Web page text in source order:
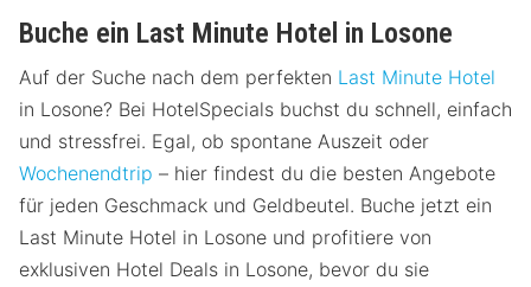
Buche ein Last Minute Hotel in Losone
Auf der Suche nach dem perfekten Last Minute Hotel
in Losone? Bei HotelSpecials buchst du schnell, einfach
und stressfrei. Egal, ob spontane Auszeit oder
Wochenendtrip – hier findest du die besten Angebote
für jeden Geschmack und Geldbeutel. Buche jetzt ein
Last Minute Hotel in Losone und profitiere von
exklusiven Hotel Deals in Losone, bevor du sie